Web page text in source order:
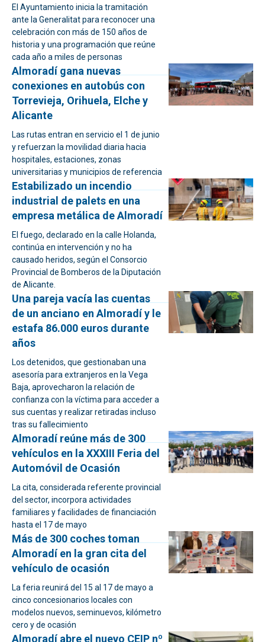
El Ayuntamiento inicia la tramitación
ante la Generalitat para reconocer una
celebración con más de 150 años de
historia y una programación que reúne
cada año a miles de personas
Almoradí gana nuevas
conexiones en autobús con
Torrevieja, Orihuela, Elche y
Alicante
Las rutas entran en servicio el 1 de junio
y refuerzan la movilidad diaria hacia
hospitales, estaciones, zonas
universitarias y municipios de referencia
Estabilizado un incendio
industrial de palets en una
empresa metálica de Almoradí
El fuego, declarado en la calle Holanda,
continúa en intervención y no ha
causado heridos, según el Consorcio
Provincial de Bomberos de la Diputación
de Alicante.
Una pareja vacía las cuentas
de un anciano en Almoradí y le
estafa 86.000 euros durante
años
Los detenidos, que gestionaban una
asesoría para extranjeros en la Vega
Baja, aprovecharon la relación de
confianza con la víctima para acceder a
sus cuentas y realizar retiradas incluso
tras su fallecimiento
Almoradí reúne más de 300
vehículos en la XXXIII Feria del
Automóvil de Ocasión
La cita, considerada referente provincial
del sector, incorpora actividades
familiares y facilidades de financiación
hasta el 17 de mayo
Más de 300 coches toman
Almoradí en la gran cita del
vehículo de ocasión
La feria reunirá del 15 al 17 de mayo a
cinco concesionarios locales con
modelos nuevos, seminuevos, kilómetro
cero y de ocasión
Almoradí abre el nuevo CEIP nº